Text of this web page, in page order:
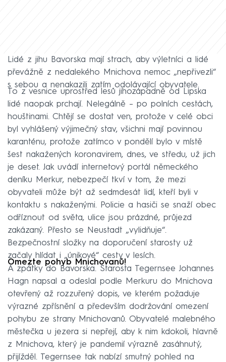
Lidé z jihu Bavorska mají strach, aby výletníci a lidé
převážně z nedalekého Mnichova nemoc „nepřivezli“
s sebou a nenakazili zatím odolávající obyvatele.
To z vesnice uprostřed lesů jihozápadně od Lipska
lidé naopak prchají. Nelegálně – po polních cestách,
houštinami. Chtějí se dostat ven, protože v celé obci
byl vyhlášený výjimečný stav, všichni mají povinnou
karanténu, protože zatímco v pondělí bylo v místě
šest nakažených koronavirem, dnes, ve středu, už jich
je deset. Jak uvádí internetový portál německého
deníku Merkur, nebezpečí tkví v tom, že mezi
obyvateli může být až sedmdesát lidí, kteří byli v
kontaktu s nakaženými. Policie a hasiči se snaží obec
odříznout od světa, ulice jsou prázdné, průjezd
zakázaný. Přesto se Neustadt „vylidňuje“.
Bezpečnostní složky na doporučení starosty už
začaly hlídat i „únikové“ cesty v lesích.
Omezte pohyb Mnichovanů!
A zpátky do Bavorska. Starosta Tegernsee Johannes
Hagn napsal a odeslal podle Merkuru do Mnichova
otevřený až rozzuřený dopis, ve kterém požaduje
výrazné zpřísnění a především dodržování omezení
pohybu ze strany Mnichovanů. Obyvatelé malebného
městečka u jezera si nepřejí, aby k nim kdokoli, hlavně
z Mnichova, který je pandemií výrazně zasáhnutý,
přijížděl. Tegernsee tak nabízí smutný pohled na